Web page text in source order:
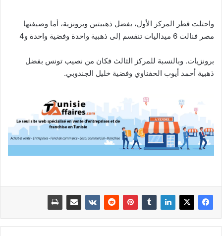
واحتلت قطر المركز الأول، بفضل ذهبيتين وبرونزية، أما وصيفتها
مصر فنالت 6 ميداليات تنقسم إلى ذهبية واحدة وفضية واحدة و4
برونزيات. وبالنسبة للمركز الثالث فكان من نصيب تونس بفضل
ذهبية أحمد أيوب الحفناوي وفضية خليل الجندوبي.